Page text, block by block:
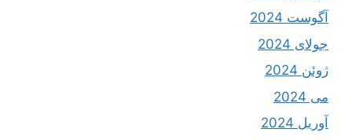
آگوست 2024
جولای 2024
ژوئن 2024
می 2024
آوریل 2024